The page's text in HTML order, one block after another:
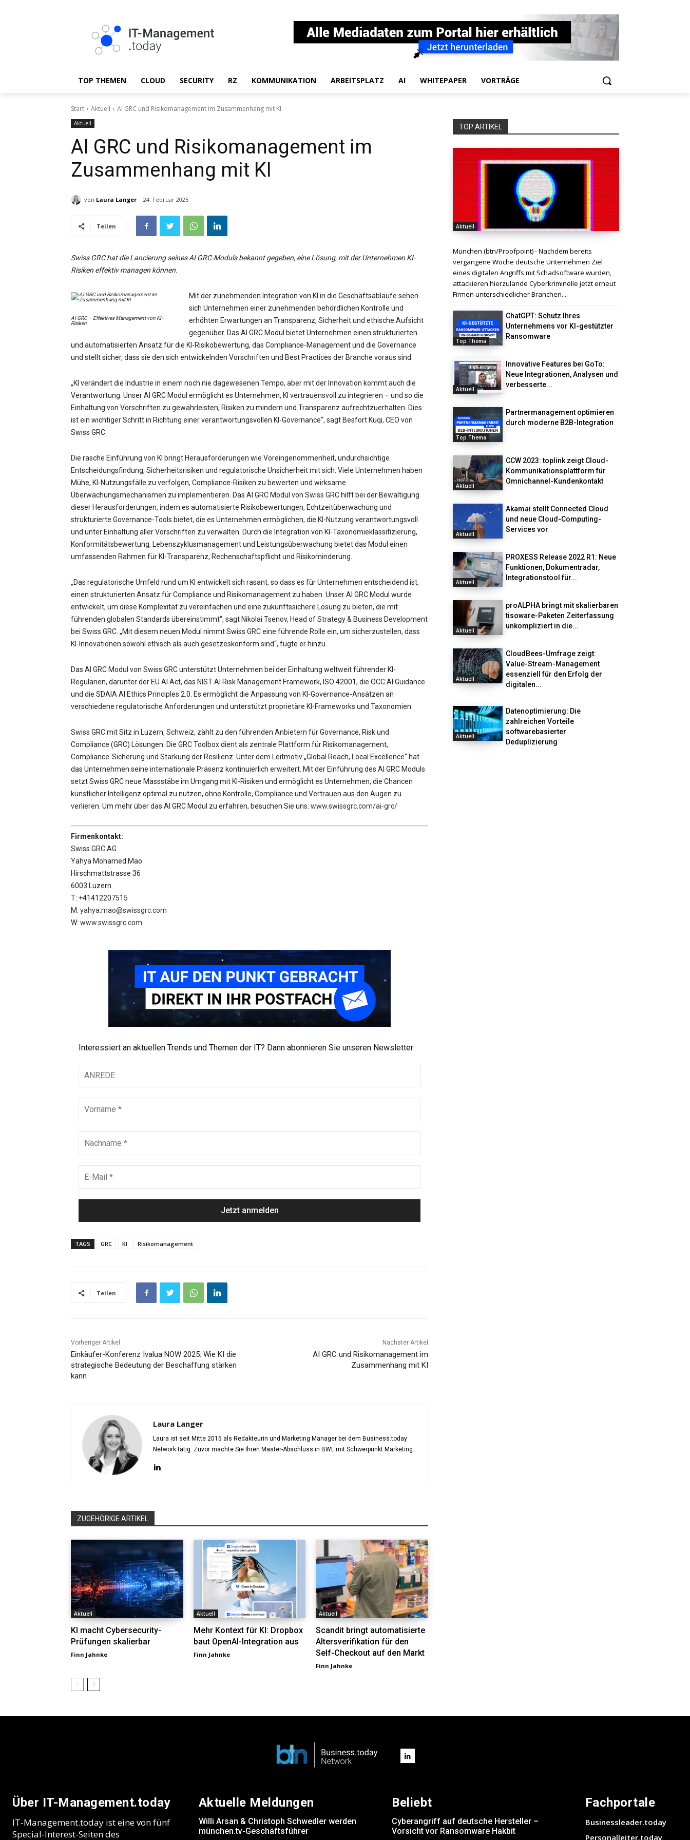
TOP THEMEN CLOUD SECURITY RZ KOMMUNIKATION ARBEITSPLATZ AI WHITEPAPER VORTRÄGE
Start Aktuell AI GRC und Risikomanagement im Zusammenhang mit KI
Aktuell
AI GRC und Risikomanagement im
Zusammenhang mit KI
von Laura Langer 24. Februar 2025
Teilen
Swiss GRC hat die Lancierung seines AI GRC-Moduls bekannt gegeben, eine Lösung, mit der Unternehmen KI-
Risiken effektiv managen können.
AI GRC – Effektives Management von KI-
Risiken
Mit der zunehmenden Integration von KI in die Geschäftsabläufe sehen
sich Unternehmen einer zunehmenden behördlichen Kontrolle und
erhöhten Erwartungen an Transparenz, Sicherheit und ethische Aufsicht
gegenüber. Das AI GRC Modul bietet Unternehmen einen strukturierten
und automatisierten Ansatz für die KI-Risikobewertung, das Compliance-Management und die Governance
und stellt sicher, dass sie den sich entwickelnden Vorschriften und Best Practices der Branche voraus sind.
„KI verändert die Industrie in einem noch nie dagewesenen Tempo, aber mit der Innovation kommt auch die
Verantwortung. Unser AI GRC Modul ermöglicht es Unternehmen, KI vertrauensvoll zu integrieren – und so die
Einhaltung von Vorschriften zu gewährleisten, Risiken zu mindern und Transparenz aufrechtzuerhalten. Dies
ist ein wichtiger Schritt in Richtung einer verantwortungsvollen KI-Governance“, sagt Besfort Kuqi, CEO von
Swiss GRC.
Die rasche Einführung von KI bringt Herausforderungen wie Voreingenommenheit, undurchsichtige
Entscheidungsfindung, Sicherheitsrisiken und regulatorische Unsicherheit mit sich. Viele Unternehmen haben
Mühe, KI-Nutzungsfälle zu verfolgen, Compliance-Risiken zu bewerten und wirksame
Überwachungsmechanismen zu implementieren. Das AI GRC Modul von Swiss GRC hilft bei der Bewältigung
dieser Herausforderungen, indem es automatisierte Risikobewertungen, Echtzeitüberwachung und
strukturierte Governance-Tools bietet, die es Unternehmen ermöglichen, die KI-Nutzung verantwortungsvoll
und unter Einhaltung aller Vorschriften zu verwalten. Durch die Integration von KI-Taxonomieklassifizierung,
Konformitätsbewertung, Lebenszyklusmanagement und Leistungsüberwachung bietet das Modul einen
umfassenden Rahmen für KI-Transparenz, Rechenschaftspflicht und Risikominderung.
„Das regulatorische Umfeld rund um KI entwickelt sich rasant, so dass es für Unternehmen entscheidend ist,
einen strukturierten Ansatz für Compliance und Risikomanagement zu haben. Unser AI GRC Modul wurde
entwickelt, um diese Komplexität zu vereinfachen und eine zukunftssichere Lösung zu bieten, die mit
führenden globalen Standards übereinstimmt“, sagt Nikolai Tsenov, Head of Strategy & Business Development
bei Swiss GRC. „Mit diesem neuen Modul nimmt Swiss GRC eine führende Rolle ein, um sicherzustellen, dass
KI-Innovationen sowohl ethisch als auch gesetzeskonform sind“, fügte er hinzu.
Das AI GRC Modul von Swiss GRC unterstützt Unternehmen bei der Einhaltung weltweit führender KI-
Regularien, darunter der EU AI Act, das NIST AI Risk Management Framework, ISO 42001, die OCC AI Guidance
und die SDAIA AI Ethics Principles 2.0. Es ermöglicht die Anpassung von KI-Governance-Ansätzen an
verschiedene regulatorische Anforderungen und unterstützt proprietäre KI-Frameworks und Taxonomien.
Swiss GRC mit Sitz in Luzern, Schweiz, zählt zu den führenden Anbietern für Governance, Risk und
Compliance (GRC) Lösungen. Die GRC Toolbox dient als zentrale Plattform für Risikomanagement,
Compliance-Sicherung und Stärkung der Resilienz. Unter dem Leitmotiv „Global Reach, Local Excellence“ hat
das Unternehmen seine internationale Präsenz kontinuierlich erweitert. Mit der Einführung des AI GRC Moduls
setzt Swiss GRC neue Massstäbe im Umgang mit KI-Risiken und ermöglicht es Unternehmen, die Chancen
künstlicher Intelligenz optimal zu nutzen, ohne Kontrolle, Compliance und Vertrauen aus den Augen zu
verlieren. Um mehr über das AI GRC Modul zu erfahren, besuchen Sie uns: www.swissgrc.com/ai-grc/
Firmenkontakt:
Swiss GRC AG
Yahya Mohamed Mao
Hirschmattstrasse 36
6003 Luzern
T: +41412207515
M: yahya.mao@swissgrc.com
W: www.swissgrc.com
Interessiert an aktuellen Trends und Themen der IT? Dann abonnieren Sie unseren Newsletter:
TAGS GRC KI Risikomanagement
Teilen
Vorheriger Artikel
Einkäufer-Konferenz Ivalua NOW 2025: Wie KI die
strategische Bedeutung der Beschaffung stärken
kann
Nächster Artikel
AI GRC und Risikomanagement im
Zusammenhang mit KI
Laura Langer
Laura ist seit Mitte 2015 als Redakteurin und Marketing Manager bei dem Business.today
Network tätig. Zuvor machte Sie Ihren Master-Abschluss in BWL mit Schwerpunkt Marketing.
ZUGEHÖRIGE ARTIKEL
Aktuell
KI macht Cybersecurity-
Prüfungen skalierbar
Finn Jahnke
Aktuell
Mehr Kontext für KI: Dropbox
baut OpenAI-Integration aus
Finn Jahnke
Aktuell
Scandit bringt automatisierte
Altersverifikation für den
Self-Checkout auf den Markt
Finn Jahnke
TOP ARTIKEL
Aktuell
München (btn/Proofpoint) - Nachdem bereits
vergangene Woche deutsche Unternehmen Ziel
eines digitalen Angriffs mit Schadsoftware wurden,
attackieren hierzulande Cyberkriminelle jetzt erneut
Firmen unterschiedlicher Branchen....
Top Thema
ChatGPT: Schutz Ihres
Unternehmens vor KI-gestützter
Ransomware
Aktuell
Innovative Features bei GoTo:
Neue Integrationen, Analysen und
verbesserte...
Top Thema
Partnermanagement optimieren
durch moderne B2B-Integration
Aktuell
CCW 2023: toplink zeigt Cloud-
Kommunikationsplattform für
Omnichannel-Kundenkontakt
Aktuell
Akamai stellt Connected Cloud
und neue Cloud-Computing-
Services vor
Aktuell
PROXESS Release 2022 R1: Neue
Funktionen, Dokumentradar,
Integrationstool für...
Aktuell
proALPHA bringt mit skalierbaren
tisoware-Paketen Zeiterfassung
unkompliziert in die...
Aktuell
CloudBees-Umfrage zeigt:
Value-Stream-Management
essenziell für den Erfolg der
digitalen...
Aktuell
Datenoptimierung: Die
zahlreichen Vorteile
softwarebasierter
Deduplizierung
Über IT-Management.today
IT-Management.today ist eine von fünf
Special-Interest-Seiten des
Aktuelle Meldungen
Willi Arsan & Christoph Schwedler werden
münchen.tv-Geschäftsführer
Beliebt
Cyberangriff auf deutsche Hersteller –
Vorsicht vor Ransomware Hakbit
Fachportale
Businessleader.today
Personalleiter.today